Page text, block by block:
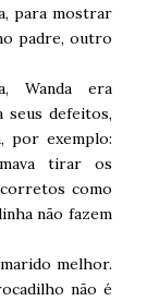
para mostrar
padre, outro
Wanda era
seus defeitos,
por exemplo:
tirar os
como
não fazem
melhor.
não é